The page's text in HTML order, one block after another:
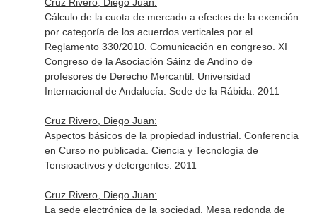
Cálculo de la cuota de mercado a efectos de la exención
por categoría de los acuerdos verticales por el
Reglamento 330/2010. Comunicación en congreso. XI
Congreso de la Asociación Sáinz de Andino de
profesores de Derecho Mercantil. Universidad
Internacional de Andalucía. Sede de la Rábida. 2011
Cruz Rivero, Diego Juan:
Aspectos básicos de la propiedad industrial. Conferencia
en Curso no publicada. Ciencia y Tecnología de
Tensioactivos y detergentes. 2011
Cruz Rivero, Diego Juan:
La sede electrónica de la sociedad. Mesa redonda de